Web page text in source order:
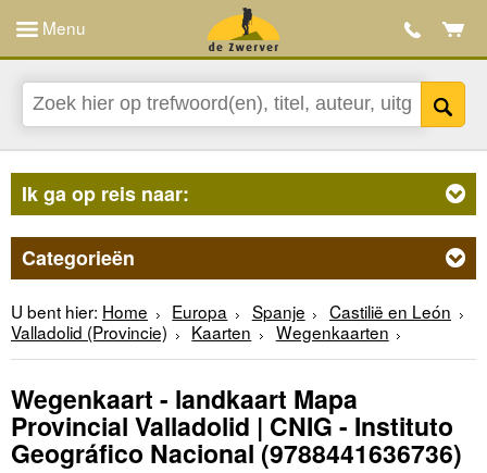
Menu
Ik ga op reis naar:
Categorieën
U bent hier: Home Europa Spanje
Castilië en León
Valladolid (Provincie)
Kaarten Wegenkaarten
Wegenkaart - landkaart Mapa
Provincial Valladolid | CNIG - Instituto
Geográfico Nacional(9788441636736)